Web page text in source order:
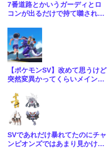
7番道路とかいうガーディとロ
コンが出るだけで持て囃されて
【ポケモンSV】改めて思うけど
突然変異かってくらいメインス
SVであれだけ暴れてたのにチャ
ンピオンズではあまり見かけな